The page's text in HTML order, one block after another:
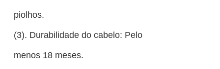
piolhos.
(3). Durabilidade do cabelo: Pelo
menos 18 meses.